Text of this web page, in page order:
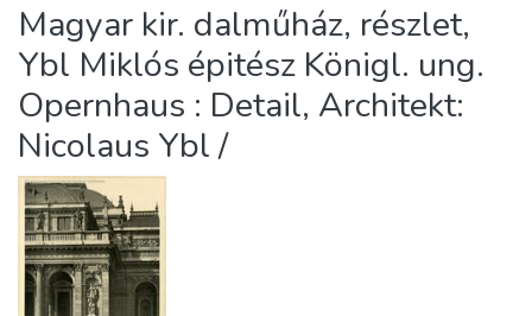
Statistics
About us
Magyar kir. dalműház, részlet,
Ybl Miklós épitész Königl. ung.
Opernhaus : Detail, Architekt:
Nicolaus Ybl /